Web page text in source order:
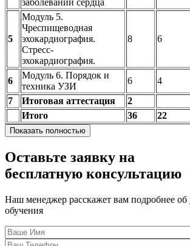
заболеваний сердца
5
Модуль 5.
Чреспищеводная
эхокардиография.
Стресс-
эхокардиография.
8 6
6
Модуль 6. Порядок и
техника УЗИ
6 4
7
Итоговая аттестация 2
Итого
36 22
Показать полностью
Оставьте заявку на
бесплатную консультацию
Наш менеджер расскажет вам подробнее об
обучения